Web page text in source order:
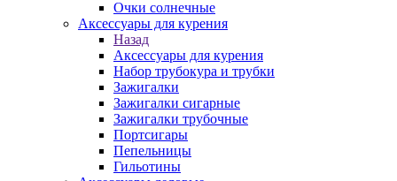
Очки солнечные
Аксессуары для курения
Назад
Аксессуары для курения
Набор трубокура и трубки
Зажигалки
Зажигалки сигарные
Зажигалки трубочные
Портсигары
Пепельницы
Гильотины